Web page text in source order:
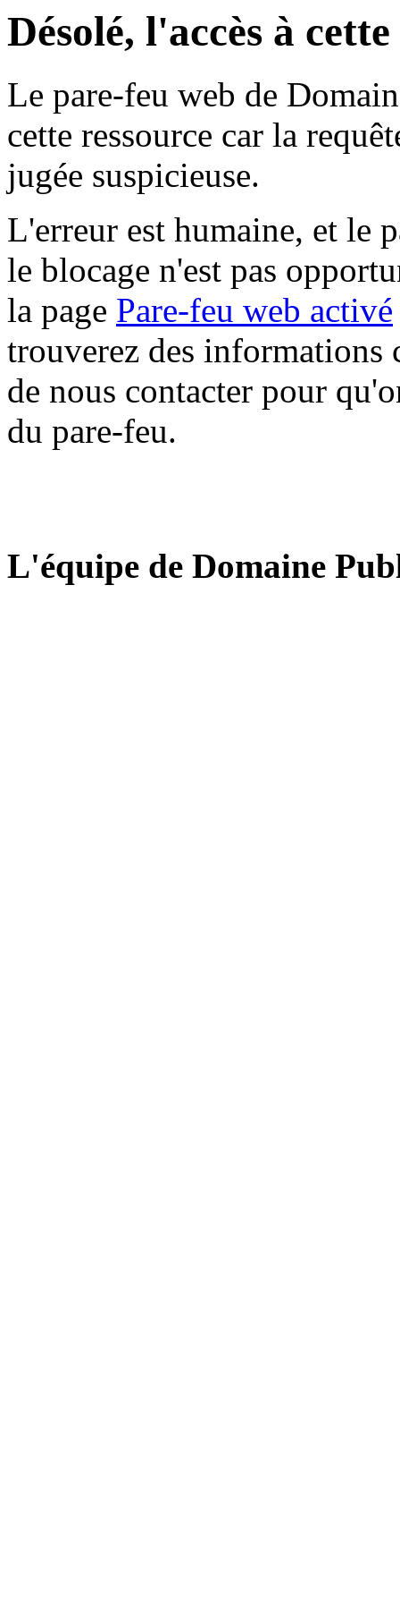
Désolé, l'accès à
Le pare-feu web de
cette ressource car la
jugée suspicieuse.
L'erreur est humaine, et le
le blocage n'est pas
la page Pare-feu web activé
trouverez des informations
de nous contacter pour
du pare-feu.
L'équipe de Domaine